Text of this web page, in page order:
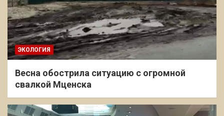
ЭКОЛОГИЯ
Весна обострила ситуацию с огромной
свалкой Мценска